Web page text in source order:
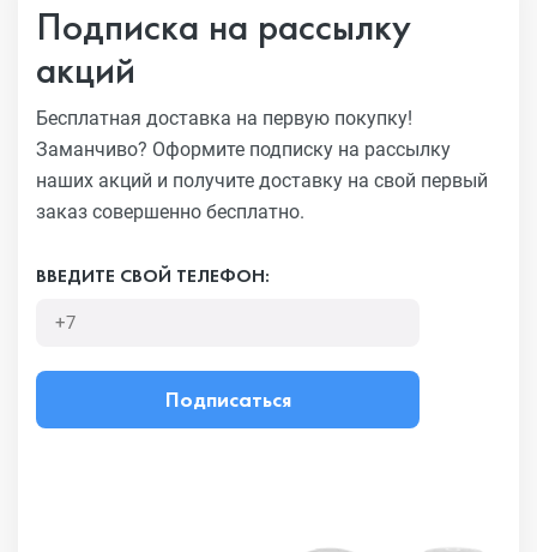
Подписка на рассылку
акций
Бесплатная доставка на первую покупку!
Заманчиво? Оформите подписку на рассылку
наших акций и получите доставку на свой первый
заказ совершенно бесплатно.
ВВЕДИТЕ СВОЙ ТЕЛЕФОН:
Подписаться